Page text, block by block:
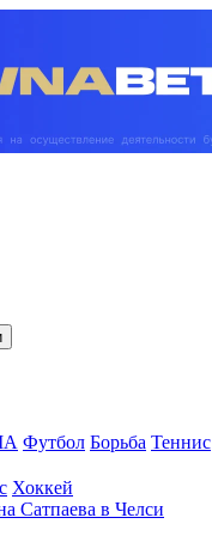
Футбол Борьба Теннис
Хоккей
Сатпаева в Челси